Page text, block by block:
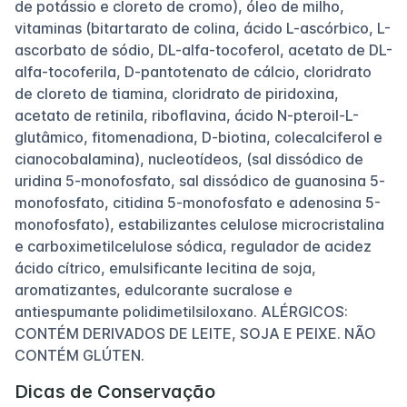
de potássio e cloreto de cromo), óleo de milho,
vitaminas (bitartarato de colina, ácido L-ascórbico, L-
ascorbato de sódio, DL-alfa-tocoferol, acetato de DL-
alfa-tocoferila, D-pantotenato de cálcio, cloridrato
de cloreto de tiamina, cloridrato de piridoxina,
acetato de retinila, riboflavina, ácido N-pteroil-L-
glutâmico, fitomenadiona, D-biotina, colecalciferol e
cianocobalamina), nucleotídeos, (sal dissódico de
uridina 5-monofosfato, sal dissódico de guanosina 5-
monofosfato, citidina 5-monofosfato e adenosina 5-
monofosfato), estabilizantes celulose microcristalina
e carboximetilcelulose sódica, regulador de acidez
ácido cítrico, emulsificante lecitina de soja,
aromatizantes, edulcorante sucralose e
antiespumante polidimetilsiloxano. ALÉRGICOS:
CONTÉM DERIVADOS DE LEITE, SOJA E PEIXE. NÃO
CONTÉM GLÚTEN.
Dicas de Conservação